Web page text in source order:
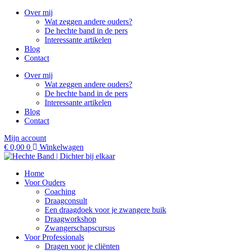
Over mij
Wat zeggen andere ouders?
De hechte band in de pers
Interessante artikelen
Blog
Contact
Over mij
Wat zeggen andere ouders?
De hechte band in de pers
Interessante artikelen
Blog
Contact
Mijn account
€ 0,00 0 Winkelwagen
Home
Voor Ouders
Coaching
Draagconsult
Een draagdoek voor je zwangere buik
Draagworkshop
Zwangerschapscursus
Voor Professionals
Dragen voor je cliënten